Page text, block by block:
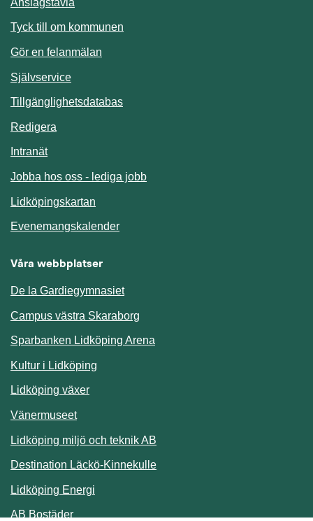
Tyck till om kommunen
Gör en felanmälan
SjälvserviceLänk till annan webbplats.
TillgänglighetsdatabasLänk till annan webbplats.
Redigera
IntranätLänk till annan webbplats.
Jobba hos oss - lediga jobb
Lidköpingskartan
EvenemangskalenderLänk till annan webbplats.
Våra webbplatser
De la Gardiegymnasiet
Campus västra Skaraborg
Sparbanken Lidköping Arena
Kultur i Lidköping
Lidköping växer
Vänermuseet
Lidköping miljö och teknik AB
Destination Läckö-KinnekulleLänk till annan webbplats.
Lidköping Energi
AB BostäderLänk till annan webbplats.